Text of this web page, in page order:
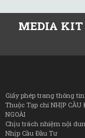
MEDIA KIT
Giấy phép trang thông
Thuộc Tạp chí NHỊP CẦU
NGOÀI
Chịu trách nhiệm nội
Nhịp Cầu Đầu Tư